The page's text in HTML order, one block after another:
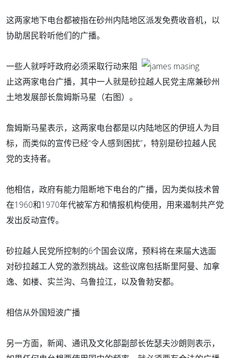
这两家地下电台都被指在砂州内陆地区派发免费收音机，以
协助居民聆听他们的广播。
一些人就呼吁政府必须采取行动来阻
止这两家电台广播，其中一人就是砂拉越人民党主席兼砂州
土地发展部长詹姆斯马星（右图）。
詹姆斯马星表示，这两家电台都是以内陆地区的伊班人为目
标，而类似的宣传已经“令人感到困扰”，特别是砂拉越人民
党的支持者。
他相信，政府有能力阻断地下电台的广播，因为类似技术曾
在1960和1970年代被军方和情报机构使用，用来遏制共产党
发出反动宣传。
砂拉越人民党所控制的6个国会议席，预料将在来届大选面
对砂拉越工人党的激烈挑战。这些议席包括斯里阿曼、加拿
逸、如楼、实兰沟、乌鲁拉江，以及鲁勃安都。
相信从外国短波广播
另一方面，新闻、通讯及文化部副部长佐瑟夫沙朗则表示，